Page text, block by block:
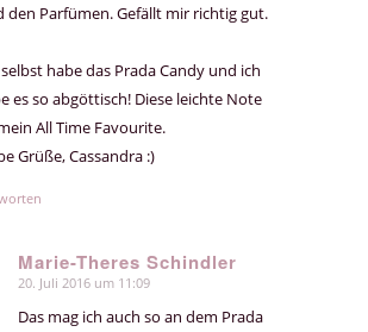
den Parfümen. Gefällt mir richtig gut.
habe das Prada Candy und ich
es so abgöttisch! Diese leichte Note
All Time Favourite.
Grüße, Cassandra :)
Marie-Theres Schindler
sagte:
20. Juli 2016 um 11:09
Das mag ich auch so an dem Prada